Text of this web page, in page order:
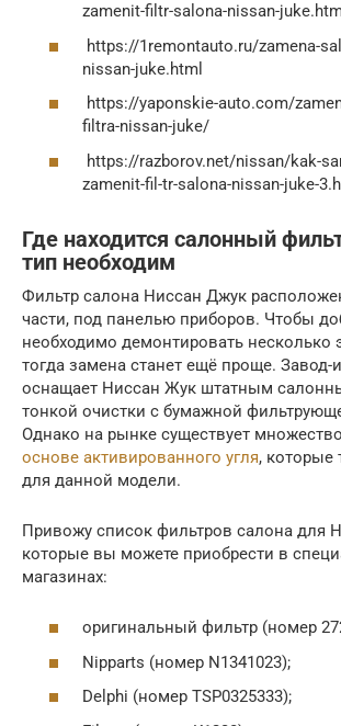
zamenit-filtr-salona-nissan-
https://1remontauto.ru/zamena-
nissan-juke.html
https://yaponskie-auto.com/
filtra-nissan-juke/
https://razborov.net/nissan/kak-
zamenit-fil-tr-salona-nissan-juke-
Где находится салонный
тип необходим
Фильтр салона Ниссан Джук
части, под панелью приборов. Чтобы
необходимо демонтировать несколько
тогда замена станет ещё проще. Завод-
оснащает Ниссан Жук штатным
тонкой очистки с бумажной
Однако на рынке существует множество
основе активированного угля, которые
для данной модели.
Привожу список фильтров салона для
которые вы можете приобрести в
магазинах:
оригинальный фильтр (номер
Nipparts (номер N1341023);
Delphi (номер TSP0325333);